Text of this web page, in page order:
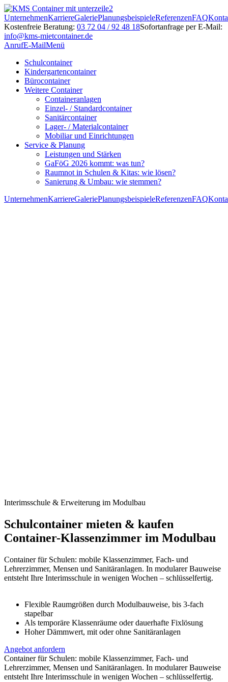
UnternehmenKarriereGaleriePlanungsbeispieleReferenzenFAQ
Kostenfreie Beratung: 03 72 04 / 92 48 18Sofortanfrage per E-Mail:
info@kms-mietcontainer.de
AnrufE-MailMenü
Schulcontainer
Kindergartencontainer
Bürocontainer
Weitere Container
Containeranlagen
Einzel- / Standardcontainer
Sanitärcontainer
Lager- / Materialcontainer
Mobiliar und Einrichtungen
Service & Planung
Leistungen und Stärken
GaFöG 2026 kommt: was tun?
Raumnot in Schulen & Kitas: wie lösen?
Sanierung & Umbau: wie stemmen?
UnternehmenKarriereGaleriePlanungsbeispieleReferenzenFAQ
Interimsschule & Erweiterung im Modulbau
Schulcontainer mieten & kaufen
Container-Klassenzimmer im Modulbau
Container für Schulen: mobile Klassenzimmer, Fach- und
Lehrerzimmer, Mensen und Sanitäranlagen. In modularer Bauweise
entsteht Ihre Interimsschule in wenigen Wochen – schlüsselfertig.
Flexible Raumgrößen durch Modulbauweise, bis 3-fach
stapelbar
Als temporäre Klassenräume oder dauerhafte Fixlösung
Hoher Dämmwert, mit oder ohne Sanitäranlagen
Angebot anfordern
Container für Schulen: mobile Klassenzimmer, Fach- und
Lehrerzimmer, Mensen und Sanitäranlagen. In modularer Bauweise
entsteht Ihre Interimsschule in wenigen Wochen – schlüsselfertig.